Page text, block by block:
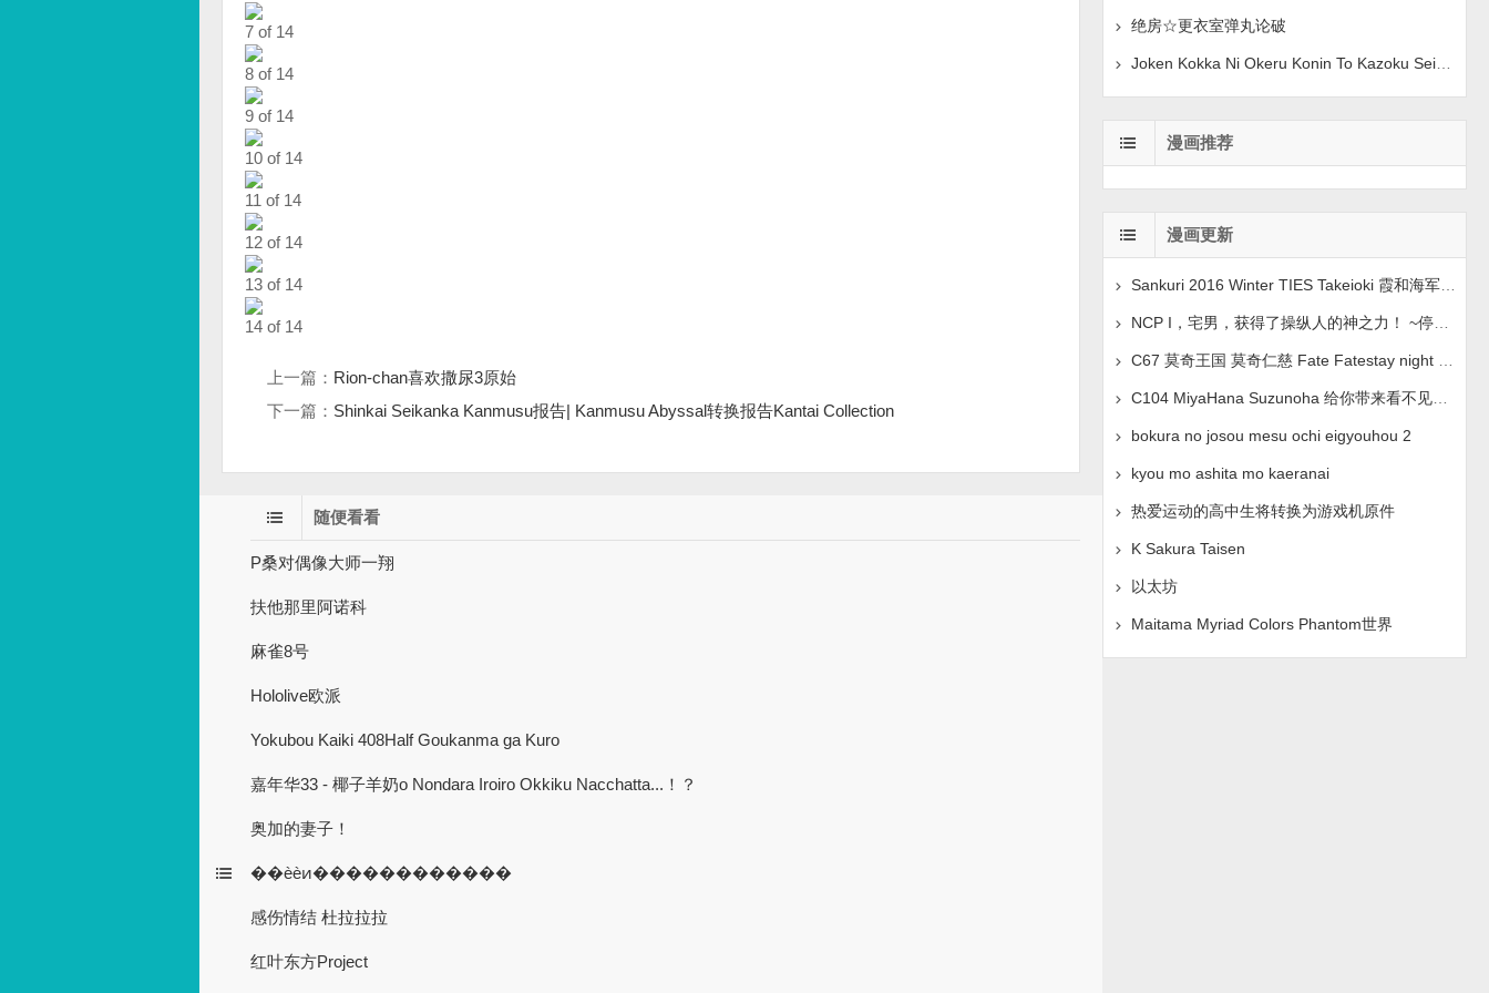
7 of 14
8 of 14
9 of 14
10 of 14
11 of 14
12 of 14
13 of 14
14 of 14
上一篇： Rion-chan喜欢撒尿3原始
下一篇： Shinkai Seikanka Kanmusu报告| Kanmusu Abyssal转换报告Kantai Collection
随便看看
P桑对偶像大师一翔
扶他那里阿诺科
麻雀8号
Hololive欧派
Yokubou Kaiki 408Half Goukanma ga Kuro
嘉年华33 - 椰子羊奶o Nondara Iroiro Okkiku Nacchatta...！？
奥加的妻子！
��èèͷ������������
感伤情结 杜拉拉拉
红叶东方Project
绝房☆更衣室弹丸论破
Joken Kokka Ni Okeru Konin To Kazoku Seikatsu 原创
漫画推荐
漫画更新
Sankuri 2016 Winter TIES Takeioki 霞和海军上将假装
NCP I，宅男，获得了操纵人的神之力！ ~停止、操纵、情绪控
C104 MiyaHana Suzunoha 给你带来看不见的乐趣 蓝色档
bokura no josou mesu ochi eigyouhou 2
kyou mo ashita mo kaeranai
热爱运动的高中生将转换为游戏机原件
K Sakura Taisen
以太坊
Maitama Myriad Colors Phantom世界